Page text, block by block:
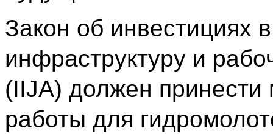
Закон об инвестициях в
инфраструктуру и
(IIJA) должен принести
работы для